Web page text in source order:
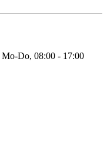
Mo-Do, 08:00 - 17:00